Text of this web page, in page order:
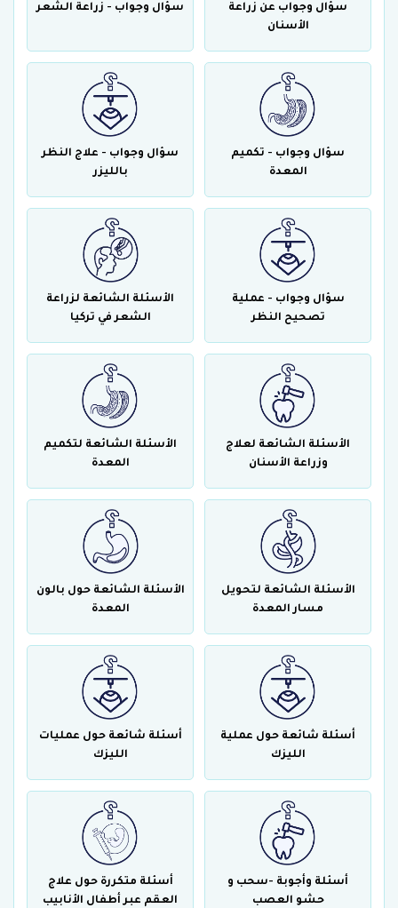
سؤال وجواب عن زراعة
الأسنان
سؤال وجواب - زراعة الشعر
سؤال وجواب - تكميم
المعدة
سؤال وجواب - علاج النظر
بالليزر
سؤال وجواب - عملية
تصحيح النظر
الأسئلة الشائعة لزراعة
الشعر في تركيا
الأسئلة الشائعة لعلاج
وزراعة الأسنان
الأسئلة الشائعة لتكميم
المعدة
الأسئلة الشائعة لتحويل
مسار المعدة
الأسئلة الشائعة حول بالون
المعدة
أسئلة شائعة حول عملية
الليزك
أسئلة شائعة حول عمليات
الليزك
أسئلة وأجوبة -سحب و
حشو العصب
أسئلة متكررة حول علاج
العقم عبر أطفال الأنابيب